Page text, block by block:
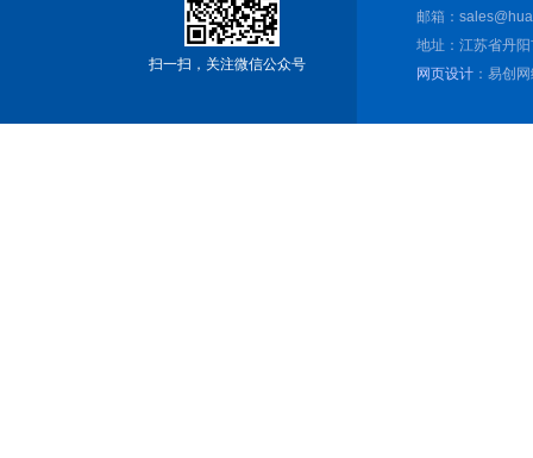
扫一扫，关注微信公众号
邮箱：
地址：江苏省丹
网页设计 ：易创